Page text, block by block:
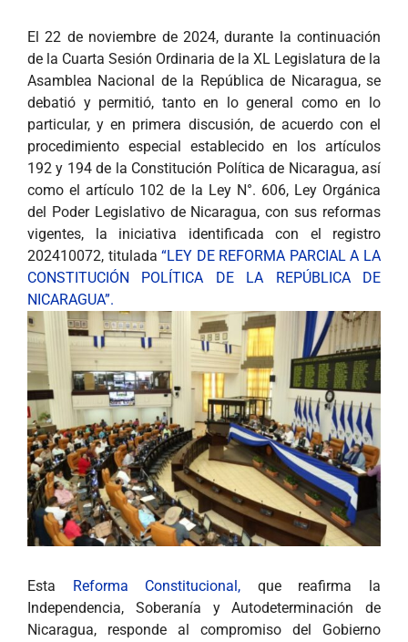
El 22 de noviembre de 2024, durante la continuación
de la Cuarta Sesión Ordinaria de la XL Legislatura de la
Asamblea Nacional de la República de Nicaragua, se
debatió y permitió, tanto en lo general como en lo
particular, y en primera discusión, de acuerdo con el
procedimiento especial establecido en los artículos
192 y 194 de la Constitución Política de Nicaragua, así
como el artículo 102 de la Ley N°. 606, Ley Orgánica
del Poder Legislativo de Nicaragua, con sus reformas
vigentes, la iniciativa identificada con el registro
202410072, titulada“LEY DE REFORMA PARCIAL A LA
CONSTITUCIÓN POLÍTICA DE LA REPÚBLICA DE
NICARAGUA”.
Esta Reforma Constitucional, que reafirma la
Independencia, Soberanía y Autodeterminación de
Nicaragua, responde al compromiso del Gobierno